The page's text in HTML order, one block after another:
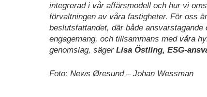
integrerad i vår affärsmodell och hur vi
förvaltningen av våra fastigheter. För oss
beslutsfattandet, där både
engagemang, och tillsammans med våra
genomslag, säger Lisa Östling, ESG-
Foto: News Øresund – Johan Wessman